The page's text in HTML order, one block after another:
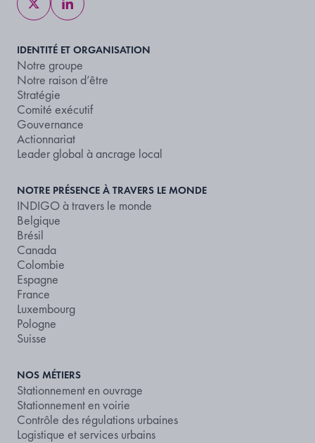
IDENTITÉ ET ORGANISATION
Notre groupe
Notre raison d’être
Stratégie
Comité exécutif
Gouvernance
Actionnariat
Leader global à ancrage local
NOTRE PRÉSENCE À TRAVERS LE MONDE
INDIGO à travers le monde
Belgique
Brésil
Canada
Colombie
Espagne
France
Luxembourg
Pologne
Suisse
NOS MÉTIERS
Stationnement en ouvrage
Stationnement en voirie
Contrôle des régulations urbaines
Logistique et services urbains